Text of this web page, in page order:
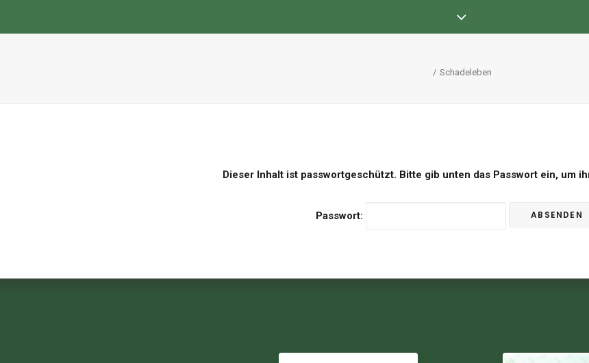
Schadeleben
Dieser Inhalt ist passwortgeschützt. Bitte gib unten das Passwort ein, um
Passwort: